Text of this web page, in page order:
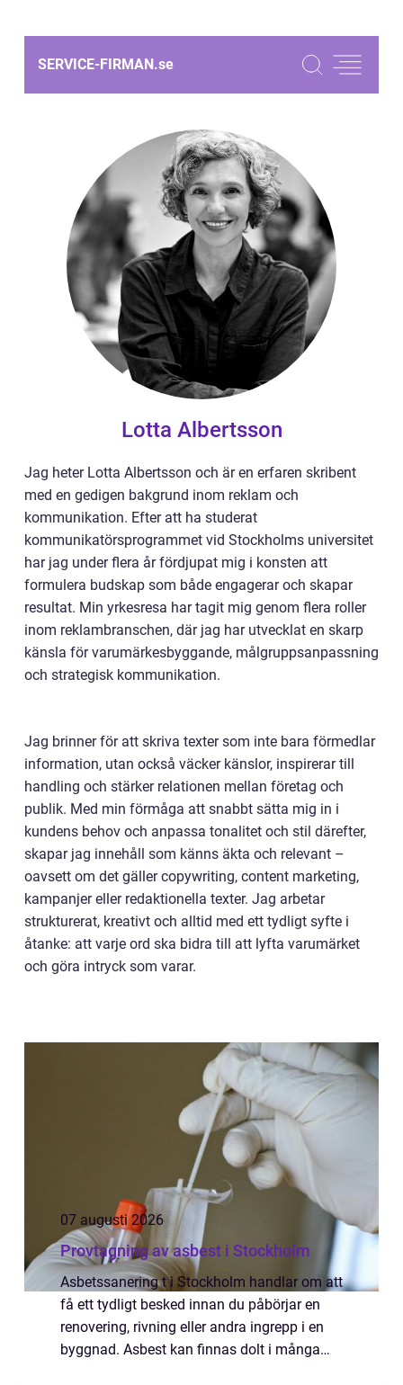
SERVICE-FIRMAN.se
Lotta Albertsson
Jag heter Lotta Albertsson och är en erfaren skribent
med en gedigen bakgrund inom reklam och
kommunikation. Efter att ha studerat
kommunikatörsprogrammet vid Stockholms universitet
har jag under flera år fördjupat mig i konsten att
formulera budskap som både engagerar och skapar
resultat. Min yrkesresa har tagit mig genom flera roller
inom reklambranschen, där jag har utvecklat en skarp
känsla för varumärkesbyggande, målgruppsanpassning
och strategisk kommunikation.
Jag brinner för att skriva texter som inte bara förmedlar
information, utan också väcker känslor, inspirerar till
handling och stärker relationen mellan företag och
publik. Med min förmåga att snabbt sätta mig in i
kundens behov och anpassa tonalitet och stil därefter,
skapar jag innehåll som känns äkta och relevant –
oavsett om det gäller copywriting, content marketing,
kampanjer eller redaktionella texter. Jag arbetar
strukturerat, kreativt och alltid med ett tydligt syfte i
åtanke: att varje ord ska bidra till att lyfta varumärket
och göra intryck som varar.
07 augusti 2026
Provtagning av asbest i Stockholm
Asbetssanering t i Stockholm handlar om att
få ett tydligt besked innan du påbörjar en
renovering, rivning eller andra ingrepp i en
byggnad. Asbest kan finnas dolt i många